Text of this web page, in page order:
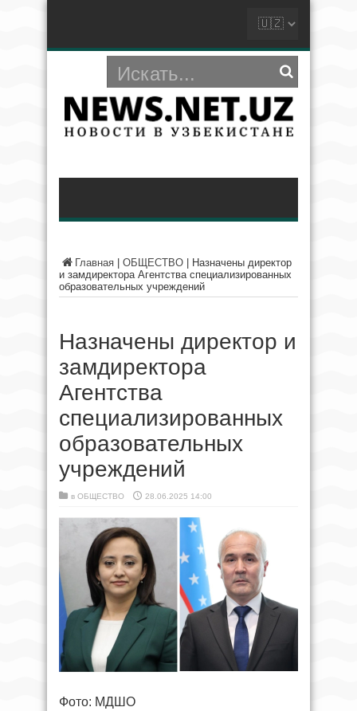
Главная ОБЩЕСТВО
Назначены директор
и замдиректора Агентства специализированных
образовательных учреждений
Назначены директор и
замдиректора
Агентства
специализированных
образовательных
учреждений
в ОБЩЕСТВО 28.06.2025 14:00
Фото: МДШО